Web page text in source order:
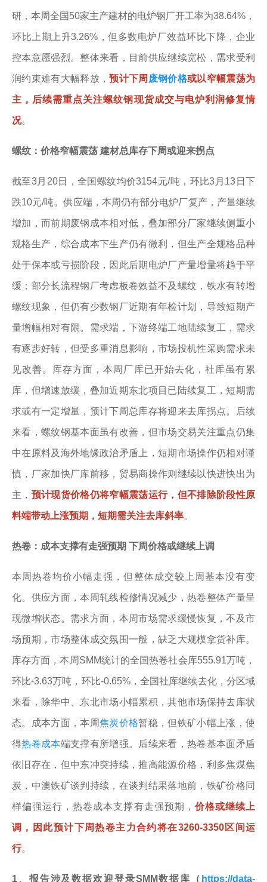
研，本周全国50家主产建材的电炉钢厂开工率为38.64%，
环比上期上升3.26%，但多数电炉厂效益环比下降，企业
控本意愿强烈。整体来看，目前供应继续宽松，需求受利
润约束难有大幅释放，预计下周 废钢价格或以窄幅震荡为
主，后续需重点关注螺纹钢现货成交与电炉利润修复情
况。
螺纹：价格窄幅震荡 建材总库存下周或迎来拐点
截至3月20日，全国螺纹均价3154元/吨，环比3月13日下
跌10元/吨。供应端，本周仍有部分电炉厂复产，产量继续
增加，而前期废钢成本相对低，叠加部分厂家继续侧重小
规格生产，综合成本下生产仍有微利，但生产全规格品种
处于保本或亏损阶段，因此后期电炉厂产量增量将趋于平
缓；部分长流程钢厂考虑板卷效益不及螺纹，铁水有转增
螺纹现象，但仍有少数钢厂近期有年检计划，导致短期产
量增幅相对有限。需求端，下游终端工地陆续复工，需求
有逐步好转，但受多重消息影响，市场投机性采购需求未
见改善。库存方面，本周厂库已开始去化，社库虽有累
库，但增速放缓，叠加近期东北项目已陆续复工，短期需
求或有一定增量，预计下周总库存将迎来去库拐点。后续
来看，螺纹钢基本面虽有改善，但市场交易关注重点仍集
中在原料及海外地缘政治矛盾上，短期市场操作仍相对谨
慎，厂家加快厂库前移，贸易商操作则继续以快进快出为
主， 预计现货价格仍将窄幅震荡运行，但不排除阶段性原
料端带动上涨预期，短期需关注去库斜率。
热卷：成本支撑有走强预期 下周价格或继续上调
本周热卷均价小幅走强，但整体成交较上周基本没有变
化。供应方面，本周轧线检修情况减少，热卷整体产量呈
现微增状态。需求方面，本周市场需求缓慢恢复，不及市
场预期，市场整体成交氛围一般，缺乏大规模拿货补库。
库存方面，本周SMM统计的全国热卷社会库555.91万吨，
环比-3.63万吨，环比-0.65%，全国社库继续去化，分区域
来看，除华中、东北市场小幅累积，其他市场保持去库状
态。成本方面，本周焦炭价格暂稳，但铁矿小幅上涨，使
得热卷成本端支撑有所增强。后续来看，热卷基本面矛盾
依旧存在，但中东冲突持续，推高能源价格，利多焦煤焦
炭，中澳铁矿谈判持续，在谈判结果落地前，铁矿价格同
样偏强运行，热卷成本支撑有走强预期， 价格或继续上
调，因此预计下周热卷主力合约将在3260-3350区间运
行。
1、报告涉及数据欢迎登录SMM数据库（ https://data-